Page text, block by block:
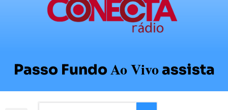
Passo FundoAo Vivoassista